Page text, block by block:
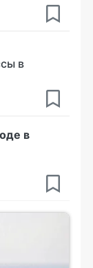
в
в